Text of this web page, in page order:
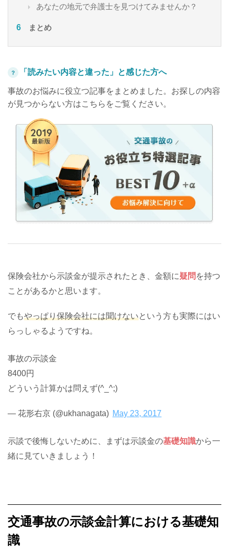
あなたの地元で弁護士を見つけてみませんか？
まとめ
？ 「読みたい内容と違った」と感じた方へ
事故のお悩みに役立つ記事をまとめました。お探しの内容
が見つからない方はこちらをご覧ください。
保険会社から示談金が提示されたとき、金額に疑問 を持つ
ことがあるかと思います。
でもやっぱり保険会社には聞けないという方も実際にはい
らっしゃるようですね。
事故の示談金
8400円
どういう計算かは問えず(^_^;)
— 花形右京 (@ukhanagata) May 23, 2017
示談で後悔しないために、まずは示談金の基礎知識から一
緒に見ていきましょう！
交通事故の示談金計算における基礎知
識